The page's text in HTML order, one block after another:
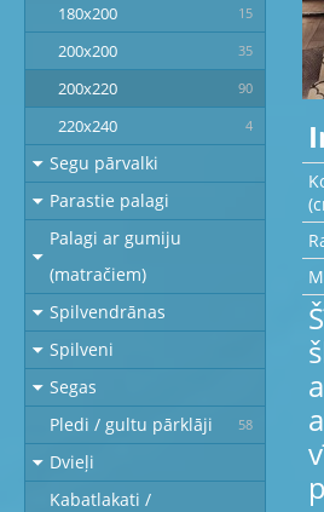
180x200
15
200x200 35
200x220 90
220x240 4
Segu pārvalki
Parastie palagi
Palagi ar gumiju
(matračiem)
Spilvendrānas
Spilveni
Segas
Pledi / gultu pārklāji
58
Dvieļi
Kabatlakati /